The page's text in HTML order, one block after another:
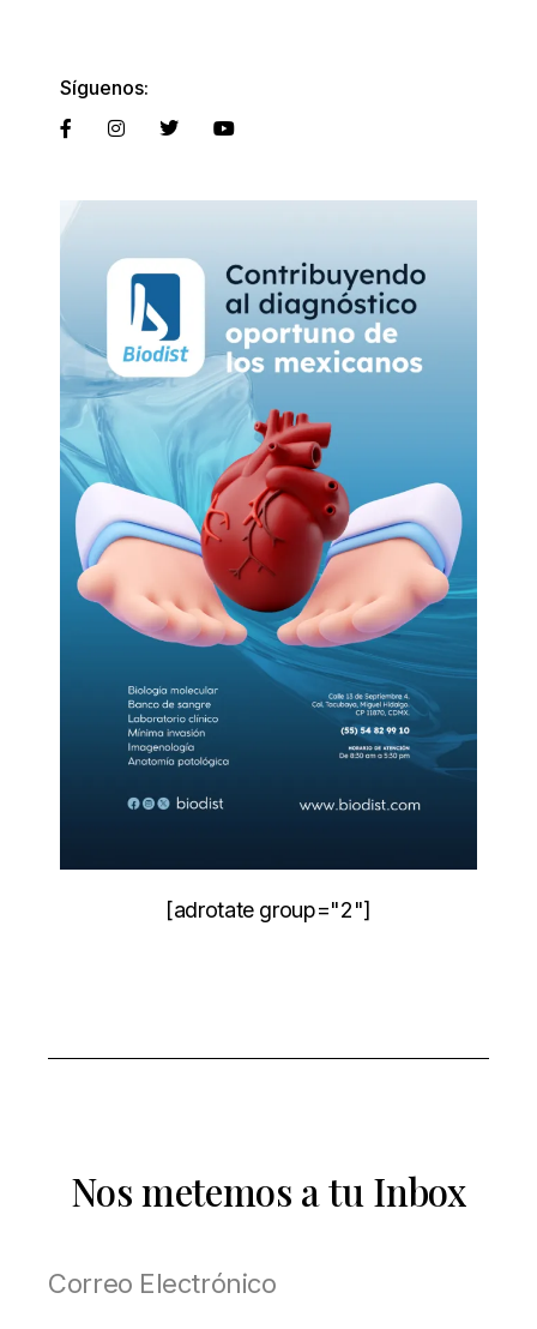
Síguenos:
[adrotate group="2"]
Nos metemos a tu Inbox